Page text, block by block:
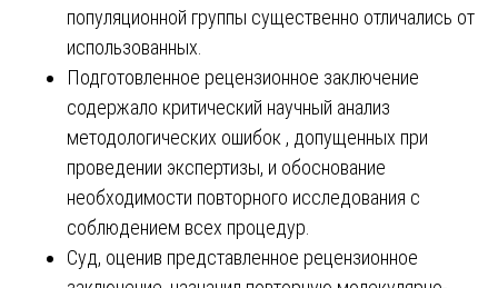
популяционной группы существенно отличались от
использованных.
Подготовленное рецензионное заключение
содержало критический научный анализ
методологических ошибок , допущенных при
проведении экспертизы, и обоснование
необходимости повторного исследования с
соблюдением всех процедур.
Суд, оценив представленное рецензионное